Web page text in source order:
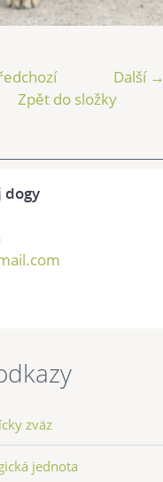
Další →
Zpět do složky
zväz
jednota